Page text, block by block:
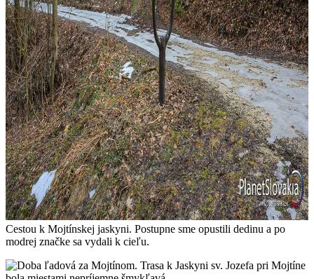
Cestou k Mojtínskej jaskyni. Postupne sme opustili dedinu a po
modrej značke sa vydali k cieľu.